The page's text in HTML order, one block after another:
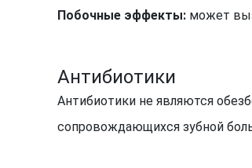
Побочные эффекты: может
Антибиотики
Антибиотики не являются
сопровождающихся зубной